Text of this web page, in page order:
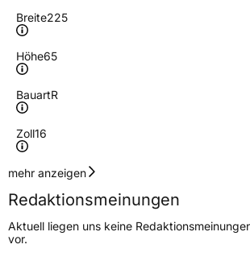
Breite225
Höhe65
BauartR
Zoll16
Geschwindigkeitsindex
Höchstgeschwindigkeit
170 km/h
Lastindex112/110
mehr anzeigen
Redaktionsmeinungen
Aktuell liegen uns keine
vor.